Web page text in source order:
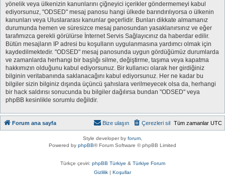
yönelik veya ülkenizin kanunlarını çiğneyici içerikler göndermemeyi kabul
ediyorsunuz, "ODSED" mesaj panosu hangi ülkede barındırılıyorsa o ülkenin
kanunları veya Uluslararası kanunlar geçerlidir. Bunları dikkate almamanız
durumunda hemen ve süresizce mesaj panosundan yasaklanırsınız ve eğer
tarafımızca gerekli görülürse İnternet Servis Sağlayıcınız da haberdar edilir.
Bütün mesajların IP adresi bu koşulların uygulanmasına yardımcı olmak için
kaydedilmektedir. "ODSED" mesaj panosunda uygun gördüğümüz durumlarda
ve zamanlarda herhangi bir başlığı silme, değiştirme, taşıma veya kapatma
hakkımızın olduğunu kabul ediyorsunuz. Bir kullanıcı olarak her girdiğiniz
bilginin veritabanında saklanacağını kabul ediyorsunuz. Her ne kadar bu
bilgiler sizin bilginiz dışında üçüncü şahıslara verilmeyecek olsa da, herhangi
bir hack saldırısı sonucunda bu bilgiler dağılırsa bundan "ODSED" veya
phpBB kesinlikle sorumlu değildir.
Forum ana sayfa Tüm zamanlar UTC
Çerezleri sil
Bize ulaşın
Style developer by forum
Powered by phpBB® Forum Software © phpBB Limited
Türkçe çeviri: phpBB Türkiye & Türkiye Forum
Gizlilik | Koşullar